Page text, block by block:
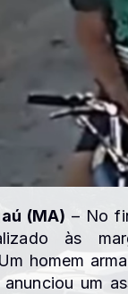
(MA) – No
às
homem
um